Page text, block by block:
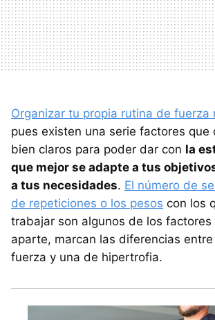
Organizar tu propia rutina de fuerza
pues existen una serie factores que
bien claros para poder dar con la
que mejor se adapte a tus
a tus necesidades. El número de
de repeticiones o los pesos con los
trabajar son algunos de los factores
aparte, marcan las diferencias
fuerza y una de hipertrofia.